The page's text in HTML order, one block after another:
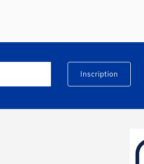
Inscription